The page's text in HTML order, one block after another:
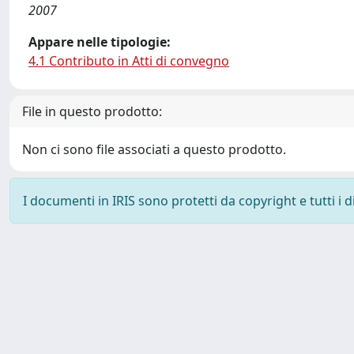
2007
Appare nelle tipologie:
4.1 Contributo in Atti di convegno
File in questo prodotto:
Non ci sono file associati a questo prodotto.
I documenti in IRIS sono protetti da copyright e tutti i